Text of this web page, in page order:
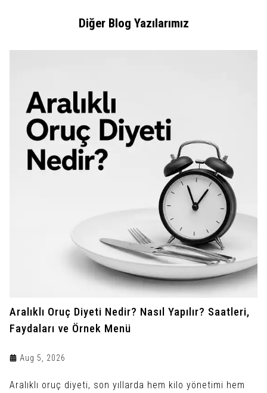
Diğer Blog Yazılarımız
Aralıklı Oruç Diyeti Nedir? Nasıl Yapılır? Saatleri,
Faydaları ve Örnek Menü
Aug 5, 2026
Aralıklı oruç diyeti, son yıllarda hem kilo yönetimi hem